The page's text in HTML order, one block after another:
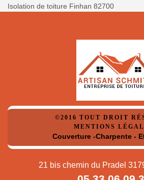
Isolation de toiture Finhan 82700
©2016 TOUT DROIT
MENTIONS
Couverture -Charpente -
21 bis chemin du Pradel